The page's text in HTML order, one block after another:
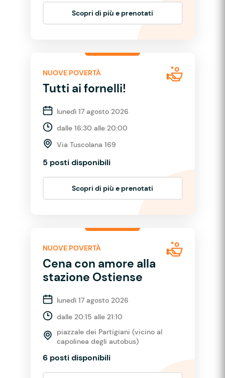
Scopri di più e prenotati
NUOVE POVERTÀ
Tutti ai fornelli!
lunedì 17 agosto 2026
dalle 16:30 alle 20:00
Via Tuscolana 169
5 posti disponibili
Scopri di più e prenotati
NUOVE POVERTÀ
Cena con amore alla
stazione Ostiense
lunedì 17 agosto 2026
dalle 20:15 alle 21:10
piazzale dei Partigiani (vicino al
capolinea degli autobus)
6 posti disponibili